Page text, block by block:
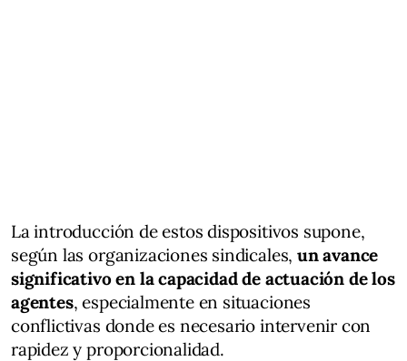
La introducción de estos dispositivos supone,
según las organizaciones sindicales, un avance
significativo en la capacidad de actuación de los
agentes, especialmente en situaciones
conflictivas donde es necesario intervenir con
rapidez y proporcionalidad.